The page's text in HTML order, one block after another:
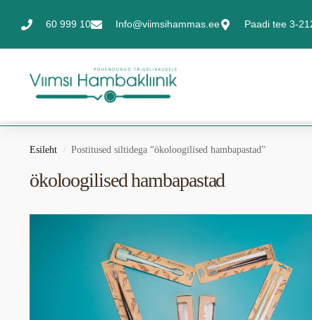
60 999 10 Info@viimsihammas.ee Paadi tee 3-
Esileht / Postitused siltidega “ökoloogilised hambapastad”
ökoloogilised hambapastad